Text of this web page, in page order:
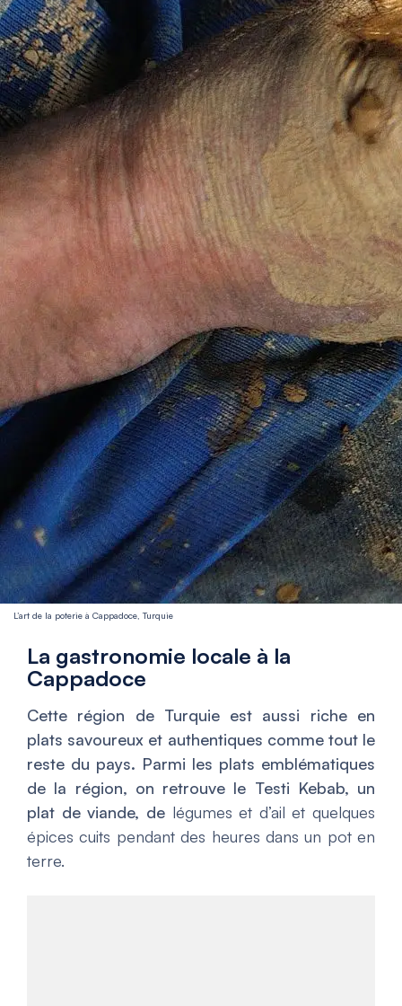
L’art de la poterie à Cappadoce, Turquie
La gastronomie locale à la
Cappadoce
Cette région de Turquie est aussi riche en
plats savoureux et authentiques comme tout le
reste du pays. Parmi les plats emblématiques
de la région, on retrouve le Testi Kebab, un
plat de viande, de légumes et d’ail et quelques
épices cuits pendant des heures dans un pot en
terre.